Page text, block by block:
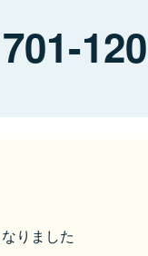
701-
りました